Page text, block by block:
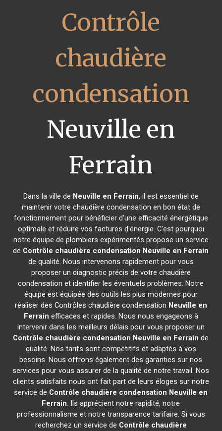
Contrôle
chaudière
condensation
Neuville en
Ferrain
Dans la ville de Neuville en Ferrain, il est essentiel de
maintenir votre chaudière condensation en bon état de
fonctionnement pour bénéficier d'une efficacité énergétique
optimale et réduire vos factures d'énergie. C'est pourquoi
notre équipe de plombiers expérimentés propose un service
de Contrôle chaudière condensation Neuville en Ferrain
de qualité. Nous intervenons rapidement pour vous
proposer un diagnostic précis de votre chaudière
condensation et identifier les éventuels problèmes. Notre
équipe est équipée des outils les plus modernes pour
réaliser des Contrôles chaudière condensation Neuville en
Ferrain efficaces et rapides. Nous nous engageons à
intervenir dans les meilleurs délais pour vous proposer un
Contrôle chaudière condensation Neuville en Ferrain de
qualité. Nos tarifs sont compétitifs et adaptés à vos
besoins. Nous offrons également des garanties sur nos
services pour vous assurer de la qualité de notre travail. Nos
clients satisfaits nous ont fait part de leurs éloges sur notre
service de Contrôle chaudière condensation Neuville en
Ferrain. Ils apprécient notre rapidité, notre
professionnalisme et notre transparence tarifaire. Si vous
recherchez un service de Contrôle chaudière